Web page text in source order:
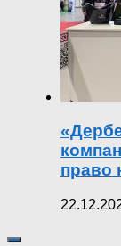
право